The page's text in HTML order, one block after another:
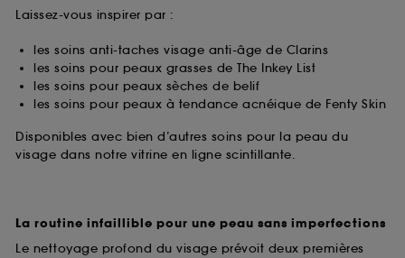
Laissez-vous inspirer par :
les soins anti-taches visage anti-âge de Clarins
les soins pour peaux grasses de The Inkey List
les soins pour peaux sèches de belif
les soins pour peaux à tendance acnéique de Fenty Skin
Disponibles avec bien d’autres soins pour la peau du
visage dans notre vitrine en ligne scintillante.
La routine infaillible pour une peau sans imperfections
Le nettoyage profond du visage prévoit deux premières